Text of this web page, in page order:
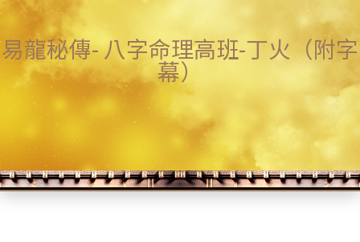
易龍秘傳- 八字命理高班-丁火（附字
幕）